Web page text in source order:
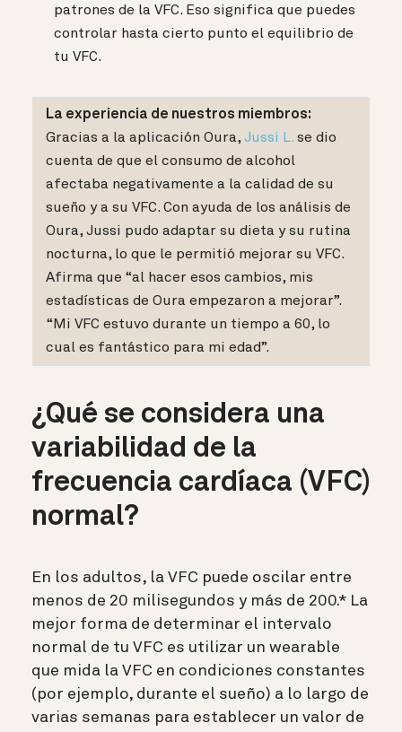
patrones de la VFC. Eso significa que puedes
controlar hasta cierto punto el equilibrio de
tu VFC.
La experiencia de nuestros miembros:
Gracias a la aplicación Oura, Jussi L. se dio
cuenta de que el consumo de alcohol
afectaba negativamente a la calidad de su
sueño y a su VFC. Con ayuda de los análisis de
Oura, Jussi pudo adaptar su dieta y su rutina
nocturna, lo que le permitió mejorar su VFC.
Afirma que “al hacer esos cambios, mis
estadísticas de Oura empezaron a mejorar”.
“Mi VFC estuvo durante un tiempo a 60, lo
cual es fantástico para mi edad”.
¿Qué se considera una
variabilidad de la
frecuencia cardíaca (VFC)
normal?
En los adultos, la VFC puede oscilar entre
menos de 20 milisegundos y más de 200.* La
mejor forma de determinar el intervalo
normal de tu VFC es utilizar un wearable
que mida la VFC en condiciones constantes
(por ejemplo, durante el sueño) a lo largo de
varias semanas para establecer un valor de